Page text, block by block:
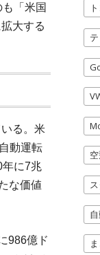
「米国
大する
る。米
動運転
年に7兆
な価値
986億ド